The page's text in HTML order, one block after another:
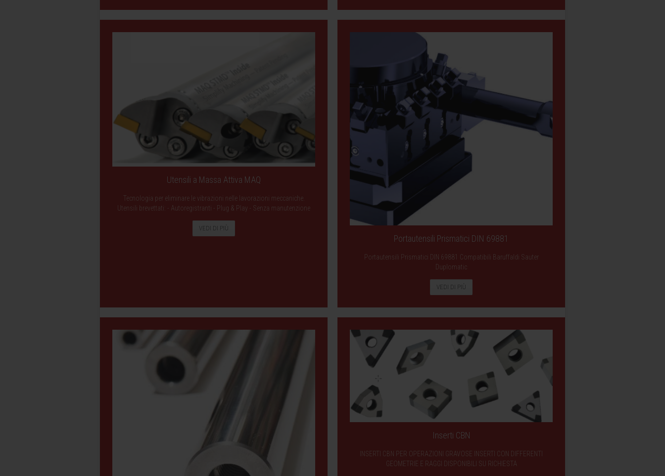
Utensili a Massa Attiva MAQ
Tecnologia per eliminare le vibrazioni nelle lavorazioni meccaniche.
Utensili brevettati: - Autoregistranti - Plug & Play - Senza manutenzione
VEDI DI PIÙ
Portautensili Prismatici DIN 69881
Portautensili Prismatici DIN 69881 Compatibili Baruffaldi Sauter
Duplomatic
VEDI DI PIÙ
Inserti CBN
INSERTI CBN PER OPERAZIONI GRAVOSE INSERTI CON DIFFERENTI
GEOMETRIE E RAGGI DISPONIBILI SU RICHIESTA